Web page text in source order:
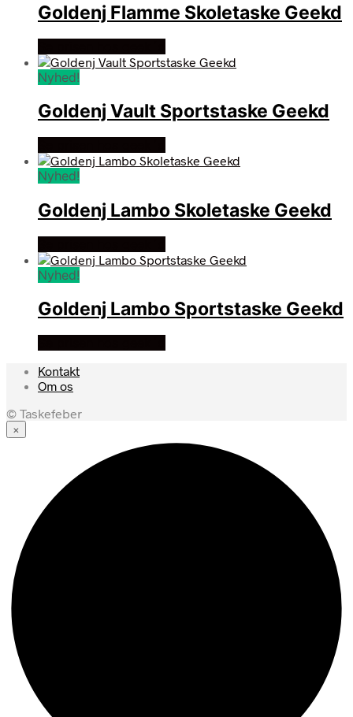
Goldenj Flamme Skoletaske Geekd
Nyhed!
Goldenj Vault Sportstaske Geekd
Nyhed!
Goldenj Lambo Skoletaske Geekd
Nyhed!
Goldenj Lambo Sportstaske Geekd
Kontakt
Om os
© Taskefeber
×